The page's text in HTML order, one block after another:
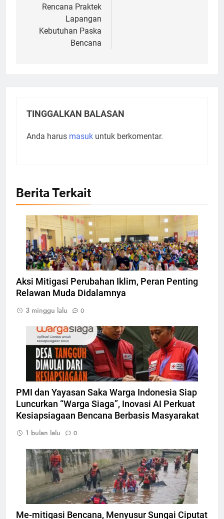
Rencana Praktek
Lapangan
Kebutuhan Paska
Bencana
TINGGALKAN BALASAN
Anda harus masuk untuk berkomentar.
Berita Terkait
Aksi Mitigasi Perubahan Iklim, Peran Penting
Relawan Muda Didalamnya
3 minggu lalu
0
Aplikasi warga siaga, Foto: Atep Maulana
PMI dan Yayasan Saka Warga Indonesia Siap
Luncurkan “Warga Siaga”, Inovasi AI Perkuat
Kesiapsiagaan Bencana Berbasis Masyarakat
1 bulan lalu
0
Peserta susur sungai ciputat, Foto: Dok.
tangselpos.id
Me-mitigasi Bencana, Menyusur Sungai Ciputat